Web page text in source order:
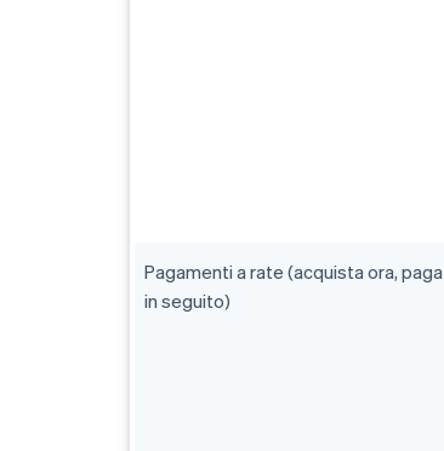
Pagamenti a rate (acquista ora, paga
in seguito)